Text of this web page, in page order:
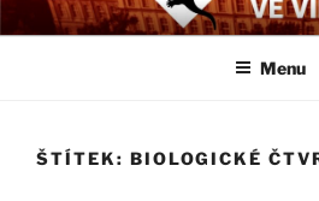
k
BIOLOGICKÉ
Určeno všem zájemcům o evoluci a
Menu
ŠTÍTEK: BIOLOGICKÉ